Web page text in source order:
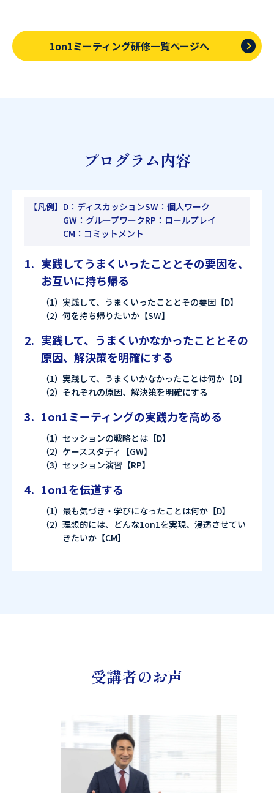
1on1ミーティング研修一覧ページへ
プログラム内容
【凡例】 D：ディスカッションSW：個人ワーク
GW：グループワークRP：ロールプレイ
CM：コミットメント
実践してうまくいったこととその要因を、
お互いに持ち帰る
実践して、うまくいったこととその要因【D】
何を持ち帰りたいか【SW】
実践して、うまくいかなかったこととその
原因、解決策を明確にする
実践して、うまくいかなかったことは何か【D】
それぞれの原因、解決策を明確にする
1on1ミーティングの実践力を高める
セッションの戦略とは【D】
ケーススタディ【GW】
セッション演習【RP】
1on1を伝道する
最も気づき・学びになったことは何か【D】
理想的には、どんな1on1を実現、浸透させてい
きたいか【CM】
受講者のお声